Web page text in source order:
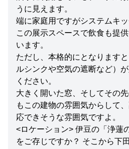
うに見えます。
端に家庭用ですがシステムキ
この展示スペースで飲食も提
います。
ただし、本格的にとなります
ルシンクや空気の遮断など）
ください。
大きく開いた窓、そしてその
もこの建物の雰囲気からして
応できそうな雰囲気ですよ。
<ロケーション> 伊豆の「浄蓮
をご存じですか？ そこから下